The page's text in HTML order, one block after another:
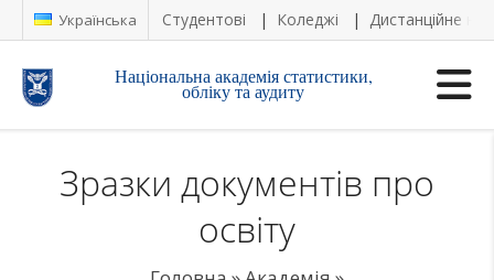
Українська Студентові Коледжі Дистанційне
Національна академія статистики,
обліку та аудиту
Зразки документів про
освіту